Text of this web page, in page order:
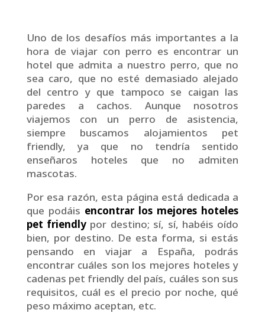
Uno de los desafíos más importantes a la
hora de viajar con perro es encontrar un
hotel que admita a nuestro perro, que no
sea caro, que no esté demasiado alejado
del centro y que tampoco se caigan las
paredes a cachos. Aunque nosotros
viajemos con un perro de asistencia,
siempre buscamos alojamientos pet
friendly, ya que no tendría sentido
enseñaros hoteles que no admiten
mascotas.
Por esa razón, esta página está dedicada a
que podáis encontrar los mejores hoteles
pet friendly por destino; sí, sí, habéis oído
bien, por destino. De esta forma, si estás
pensando en viajar a España, podrás
encontrar cuáles son los mejores hoteles y
cadenas pet friendly del país, cuáles son sus
requisitos, cuál es el precio por noche, qué
peso máximo aceptan, etc.